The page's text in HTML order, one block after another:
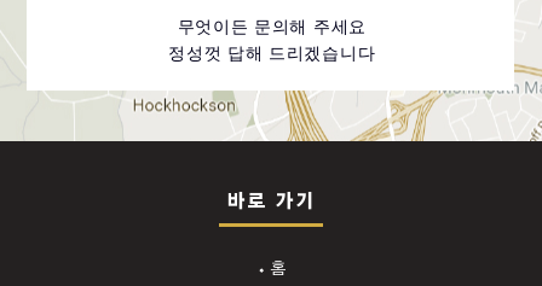
무엇이든 문의해 주세요
정성껏 답해 드리겠습니다
바로 가기
⬩ 홈